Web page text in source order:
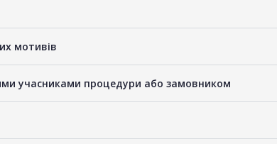
мотивів
учасниками процедури або замовником